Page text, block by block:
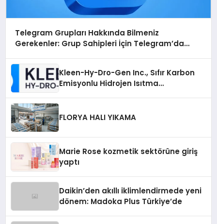
Telegram Grupları Hakkında Bilmeniz
Gerekenler: Grup Sahipleri İçin Telegram’da
Kleen-Hy-Dro-Gen Inc., Sıfır Karbon
Emisyonlu Hidrojen Isıtma
FLORYA HALI YIKAMA
Marie Rose kozmetik sektörüne giriş
yaptı
Daikin’den akıllı iklimlendirmede yeni
dönem: Madoka Plus Türkiye’de